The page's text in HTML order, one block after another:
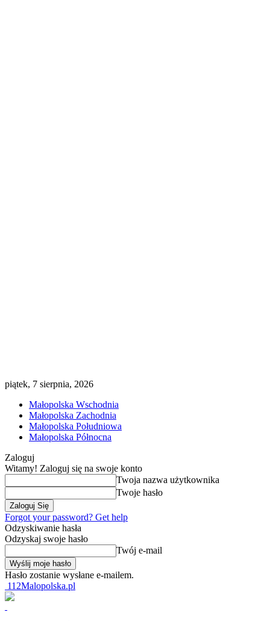
piątek, 7 sierpnia, 2026
Małopolska Wschodnia
Małopolska Zachodnia
Małopolska Południowa
Małopolska Północna
Zaloguj
Witamy! Zaloguj się na swoje konto
Twoja nazwa użytkownika
Twoje hasło
Forgot your password? Get help
Odzyskiwanie hasła
Odzyskaj swoje hasło
Twój e-mail
Hasło zostanie wysłane e-mailem.
112Malopolska.pl